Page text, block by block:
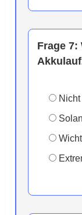
Frage 7: